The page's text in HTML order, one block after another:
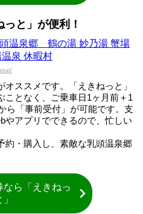
と」が便利！
ススメです。「えきねっと」
ことなく、ご乗車日1ヶ月前＋1
ら「事前受付」が可能です。支
やアプリでできるので、忙しい
約・購入し、素敵な乳頭温泉郷
なら「えきねっ